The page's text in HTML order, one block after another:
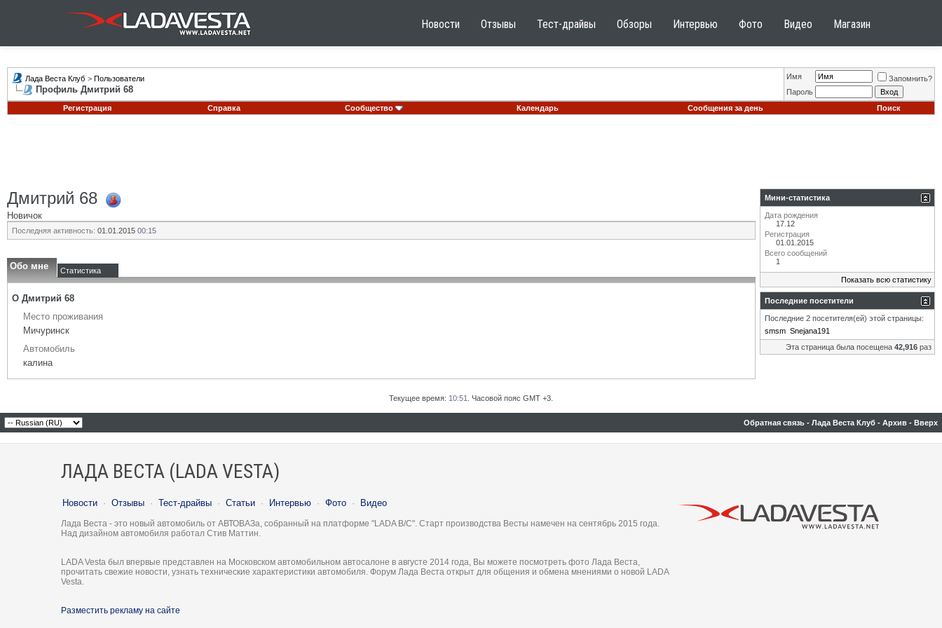
Новости Отзывы Тест-драйвы Обзоры Интервью Фото Видео Магазин
Лада Веста Клуб > Пользователи
Профиль Дмитрий 68
Имя
Запомнить?
Пароль
Регистрация
Справка Сообщество Календарь Сообщения за день Поиск
Дмитрий 68
Новичок
Последняя активность: 01.01.2015 00:15
Обо мне Статистика
О Дмитрий 68
Место проживания
Мичуринск
Автомобиль
калина
Мини-статистика
Дата рождения
17.12
Регистрация
01.01.2015
Всего сообщений
1
Показать всю статистику
Последние посетители
Последние 2 посетителя(ей) этой страницы:
smsm Snejana191
Эта страница была посещена 42,916 раз
Текущее время: 10:51 . Часовой пояс GMT +3.
Обратная связь - Лада Веста Клуб - Архив - Вверх
ЛАДА ВЕСТА (LADA VESTA)
Новости · Отзывы · Тест-драйвы · Статьи · Интервью · Фото · Видео
Лада Веста - это новый автомобиль от АВТОВАЗа, собранный на платформе "LADA B/C". Старт производства Весты намечен на сентябрь 2015 года.
Над дизайном автомобиля работал Стив Маттин.
LADA Vesta был впервые представлен на Московском автомобильном автосалоне в августе 2014 года, Вы можете посмотреть фото Лада Веста,
прочитать свежие новости, узнать технические характеристики автомобиля. Форум Лада Веста открыт для общения и обмена мнениями о новой LADA
Vesta.
Разместить рекламу на сайте